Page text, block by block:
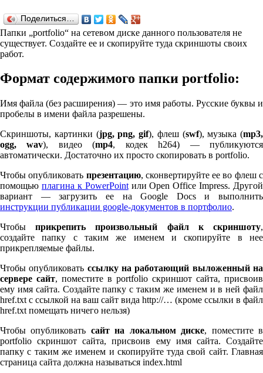
Поделиться…
Папки „port­fo­lio“ на сетевом диске данного пользователя не
существует. Создайте ее и скопируйте туда скриншоты своих
работ.
Формат содержимого папки port­fo­lio:
Имя файла (без расширения) — это имя работы. Русские буквы и
пробелы в имени файла разрешены.
Скриншоты, картинки (jpg, png, gif), флеш (swf), музыка (mp3,
ogg, wav), видео (mp4, кодек h264) — публикуются
автоматически. Достаточно их просто скопировать в port­fo­lio.
Чтобы опубликовать презентацию, сконвертируйте ее во флеш с
помощью плагина к Pow­er­Pointили Open Office Impress. Другой
вариант — загрузить ее на Google Docs и выполнить
инструкции публикации google-документов в портфолио.
Чтобыприкрепить произвольный файл к скриншоту,
создайте папку с таким же именем и скопируйте в нее
прикрепляемые файлы.
Чтобы опубликовать ссылку на работающий выложенный на
сервере сайт, поместите в port­fo­lio скриншот сайта, присвоив
ему имя сайта. Создайте папку с таким же именем и в ней файл
href.txt с ссылкой на ваш сайт вида http://… (кроме ссылки в файл
href.txt помещать ничего нельзя)
Чтобы опубликовать сайт на локальном диске, поместите в
port­fo­lio скриншот сайта, присвоив ему имя сайта. Создайте
папку с таким же именем и скопируйте туда свой сайт. Главная
страница сайта должна называться index.html